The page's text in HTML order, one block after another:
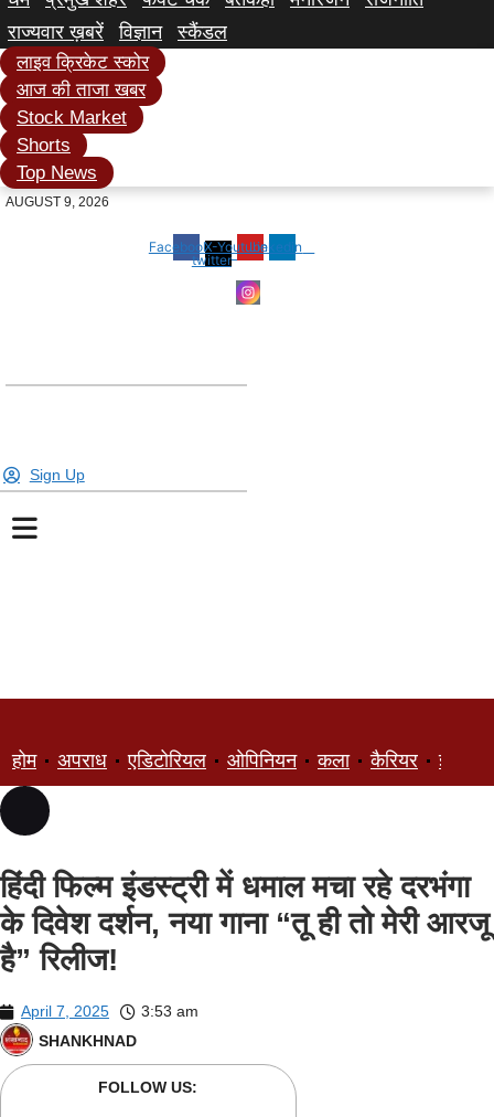
राज्यवार ख़बरें
विज्ञान स्कैंडल
लाइव क्रिकेट स्कोर
आज की ताजा खबर
Stock Market
Shorts
Top News
AUGUST 9, 2026
FacebookX-
twitter
YoutubeLinkedin
Sign Up
होम अपराध एडिटोरियल ओपिनियन कला कैरियर ज्ञान
हिंदी फिल्म इंडस्ट्री में धमाल मचा रहे दरभंगा
के दिवेश दर्शन, नया गाना “तू ही तो मेरी आरजू
है” रिलीज!
April 7, 2025
3:53 am
SHANKHNAD
FOLLOW US: